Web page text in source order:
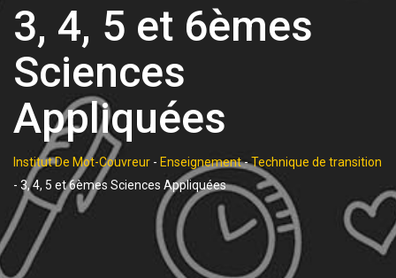
3, 4, 5 et 6èmes
Sciences
Appliquées
Institut De Mot-Couvreur - Enseignement-Technique de transition
- 3, 4, 5 et 6èmes Sciences Appliquées